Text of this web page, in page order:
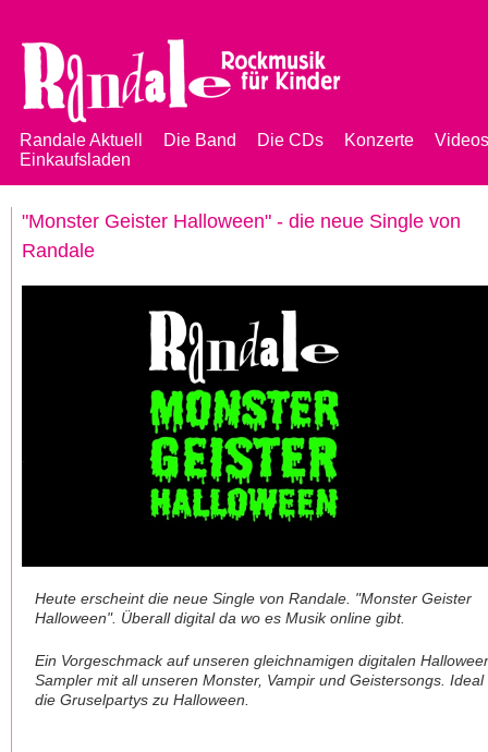
Hauptmenü
Randale Aktuell Die Band Die CDs Konzerte
Videos
Einkaufsladen
"Monster Geister Halloween" - die neue Single von
Randale
Heute erscheint die neue Single von Randale. "Monster Geister
Halloween". Überall digital da wo es Musik online gibt.
Ein Vorgeschmack auf unseren gleichnamigen digitalen
Sampler mit all unseren Monster, Vampir und Geistersongs. Ideal
die Gruselpartys zu Halloween.